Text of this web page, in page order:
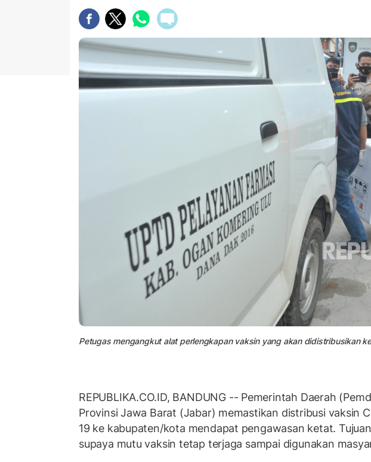
Petugas mengangkut alat perlengkapan vaksin yang akan didistribusikan
REPUBLIKA.CO.ID, BANDUNG -- Pemerintah Daerah
Provinsi Jawa Barat (Jabar) memastikan distribusi vaksin
19 ke kabupaten/kota mendapat pengawasan ketat.
supaya mutu vaksin tetap terjaga sampai digunakan